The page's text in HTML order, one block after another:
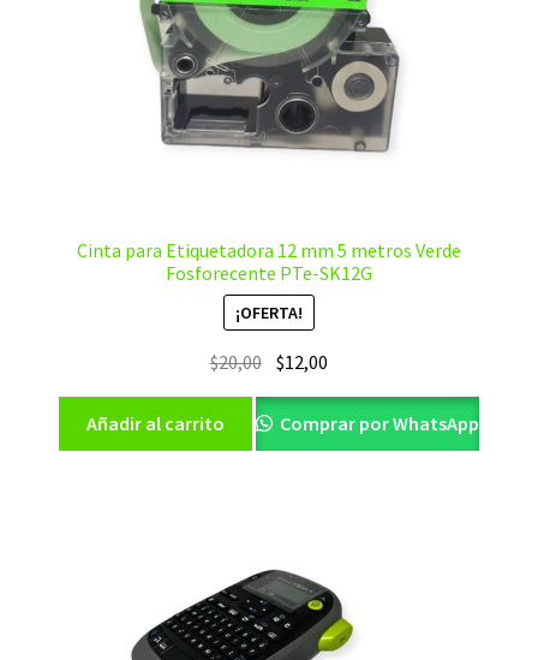
Cinta para Etiquetadora 12 mm 5 metros Verde
Fosforecente PTe-SK12G
¡OFERTA!
$20,00 El
original
era:
$12,00
actual
es:
Añadir al carrito Comprar por WhatsApp